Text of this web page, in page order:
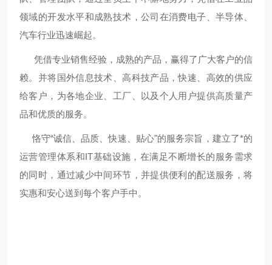
领域的开发水平和成熟技术，公司在消费电子、半导体、
汽车行业迅速崛起。
凭借专业销售经验，成熟的产品，赢得了广大客户的信
赖。并将国外信息技术、高科技产品，快速、高效的供应
给客户，为各地企业、工厂、以及个人用户提供高质量产
品和优质的服务。
恪守“诚信、品质、快速、贴心"的服务宗旨，建立了*的
运营管理体系和IT基础设施，在满足不断增长的服务需求
的同时，通过减少中间环节，并提供便利的配送服务，将
实惠和安心送到每个客户手中。